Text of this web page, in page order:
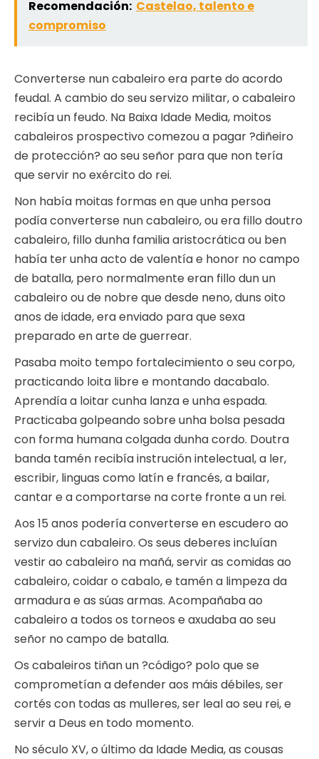
Recomendación: Castelao, talento e
compromiso
Converterse nun cabaleiro era parte do acordo
feudal. A cambio do seu servizo militar, o cabaleiro
recibía un feudo. Na Baixa Idade Media, moitos
cabaleiros prospectivo comezou a pagar ?diñeiro
de protección? ao seu señor para que non tería
que servir no exército do rei.
Non había moitas formas en que unha persoa
podía converterse nun cabaleiro, ou era fillo doutro
cabaleiro, fillo dunha familia aristocrática ou ben
había ter unha acto de valentía e honor no campo
de batalla, pero normalmente eran fillo dun un
cabaleiro ou de nobre que desde neno, duns oito
anos de idade, era enviado para que sexa
preparado en arte de guerrear.
Pasaba moito tempo fortalecimiento o seu corpo,
practicando loita libre e montando dacabalo.
Aprendía a loitar cunha lanza e unha espada.
Practicaba golpeando sobre unha bolsa pesada
con forma humana colgada dunha cordo. Doutra
banda tamén recibía instrución intelectual, a ler,
escribir, linguas como latín e francés, a bailar,
cantar e a comportarse na corte fronte a un rei.
Aos 15 anos podería converterse en escudero ao
servizo dun cabaleiro. Os seus deberes incluían
vestir ao cabaleiro na mañá, servir as comidas ao
cabaleiro, coidar o cabalo, e tamén a limpeza da
armadura e as súas armas. Acompañaba ao
cabaleiro a todos os torneos e axudaba ao seu
señor no campo de batalla.
Os cabaleiros tiñan un ?código? polo que se
comprometían a defender aos máis débiles, ser
cortés con todas as mulleres, ser leal ao seu rei, e
servir a Deus en todo momento.
No século XV, o último da Idade Media, as cousas